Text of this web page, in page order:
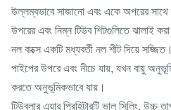
উল্লম্বভাবে সাজানো এবং একে অপরের
উপরের এবং নিম্ন টিউব শিটগুলিতে ঝালাই
নল বাক্সে একটি মধ্যবর্তী নল শীট দিয়ে
পাইপের উপরে এবং নীচে যায়, যখন বায়ু
করতে অনুভূমিকভাবে যায়।
টিউবুলার এয়ার প্রিহিটারটি ভাল সিলিং, উচ্চ